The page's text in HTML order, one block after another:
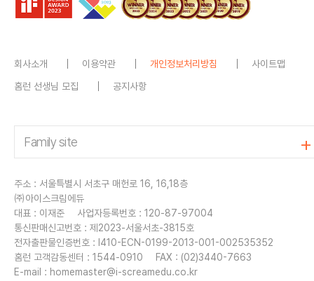
회사소개 이용약관 개인정보처리방침
사이트맵
홈런 선생님 모집
공지사항
주소 : 서울특별시 서초구 매헌로 16, 16,18층
㈜아이스크림에듀
대표 : 이재준
사업자등록번호 : 120-87-97004
통신판매신고번호 : 제2023-서울서초-3815호
전자출판물인증번호 : I410-ECN-0199-2013-001-002535352
홈런 고객감동센터 : 1544-0910
FAX : (02)3440-7663
E-mail : homemaster@i-screamedu.co.kr